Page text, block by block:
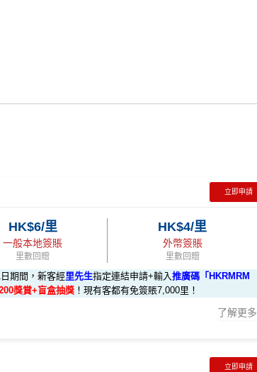
立即申請
HK$6/里
一般本地簽賬
里數回贈
HK$4/里
外幣簽賬
里數回贈
期間，新客經里先生指定連結申請+輸入 推廣碼「HKRMRM
獎賞+盲盒抽獎 ！現有客都有免簽賬7,000里！
了解更多
立即申請